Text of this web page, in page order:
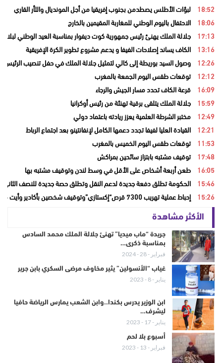
18:52 لبؤات الأطلس يصطدمن بجنوب إفريقيا من أجل المونديال والثأر القاري
18:06 الاحتفال باليوم الوطني للمغاربة المقيمين بالخارج
17:13 جلالة الملك يهنئ رئيس جمهورية كوت ديفوار بمناسبة العيد الوطني لبلاده
13:16 الكاف يساند إصلاحات الفيفا و يدعم مشروع تطوير الكرة الإفريقية
12:26 وصول السيد بوريطة إلى كالي لتمثيل جلالة الملك في حفل تنصيب الرئيس
12:12 توقعات طقس اليوم الجمعة بالمغرب
16:09 قرعة الكاف تحدد مسار الجيش والرجاء
15:59 جلالة الملك يتلقى برقية تهنئة من رئيس أوكرانيا
12:49 مختبر الشرطة العلمية يعزز ريادته باعتماد دولي
12:21 القيادة العليا لفيفا تجدد دعمها الكامل لإنفانتينو بعد اجتماع الرباط
11:53 توقعات طقس اليوم الخميس بالمغرب
17:48 توقيف مشتبه بابتزاز سائحين بمراكش
16:05 طعن أربعة أشخاص على الأقل في وسط لندن وتوقيف مشتبه بها
15:46 الحكومة تطلق دفعة جديدة لدعم النقل وتطلق حصة جديدة للنصف الثاني
15:26 إحباط عملية تهريب 7300 قرص“إكستازي”وتوقيف شخصين بأكادير وأيت ملول
الأكثر مشاهدة
جريدة “ماب ميديا” تهنئ جلالة الملك محمد السادس
بمناسبة ذكرى…
فبراير - 28 - 2024
غياب “الأنسولين” يثير مخاوف مرضى السكري بابن جرير
يناير - 8 - 2023
ابن الوزير يدرس بكندا..وابن الشعب يمارس الرياضة حافيا
ليشرف…
يناير - 17 - 2023
أسبوع بلا لحم
فبراير - 13 - 2023